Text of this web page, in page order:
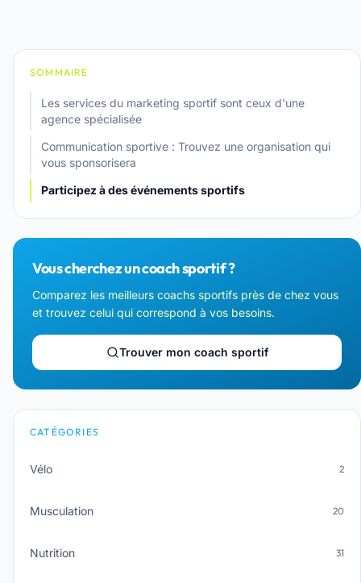
SOMMAIRE
Les services du marketing sportif sont ceux d'une
agence spécialisée
Communication sportive : Trouvez une organisation qui
vous sponsorisera
Participez à des événements sportifs
Vous cherchez un coach sportif ?
Comparez les meilleurs coachs sportifs près de chez vous
et trouvez celui qui correspond à vos besoins.
Trouver mon coach sportif
CATÉGORIES
Vélo 2
Musculation 20
Nutrition 31